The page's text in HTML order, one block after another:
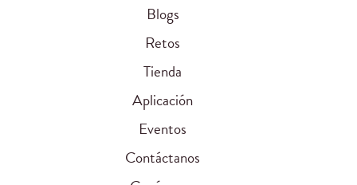
Blogs
Retos
Tienda
Aplicación
Eventos
Contáctanos